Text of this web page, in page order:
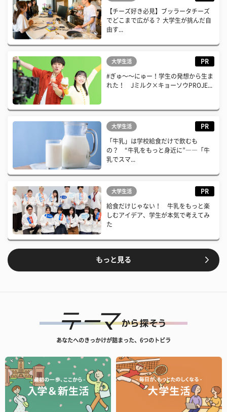
【チーズ好き必見】ブッラータチーズ
でどこまで広がる？ 大学生が挑んだ自
由す...
大学生活 PR
#ぎゅ〜〜にゅー！学生の発想から生ま
れた！ Jミルク×キョーソウPROJE...
大学生活 PR
「牛乳」は学校給食だけで飲むも
の？ “牛乳をもっと身近に”――「牛
乳でスマ...
大学生活 PR
給食だけじゃない！ 牛乳をもっと楽
しむアイデア、学生が本気で考えてみ
た
もっと見る
あなたへのきっかけが詰まった、6つのトビラ